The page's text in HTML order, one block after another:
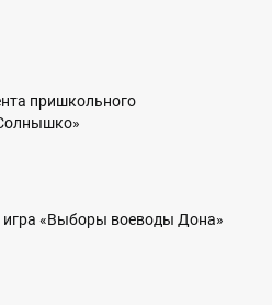
пришкольного
игра «Выборы воеводы Дона»